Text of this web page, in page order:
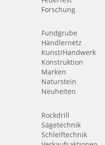
Forschung
Fundgrube
Händlernetz
Kunst/Handwerk
Konstruktion
Marken
Naturstein
Neuheiten
Rockdrill
Sägetechnik
Schleiftechnik